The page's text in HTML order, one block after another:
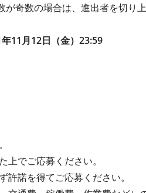
奇数の場合は、進出者を切り上
11月12日（金）23:59
でご応募ください。
諾を得てご応募ください。